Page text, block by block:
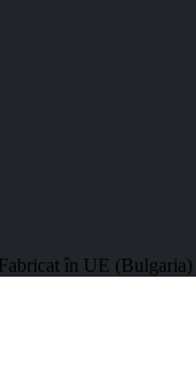
în UE (Bulgaria)